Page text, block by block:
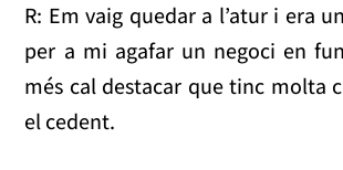
R: Em vaig quedar a l’atur i era
per a mi agafar un negoci en
més cal destacar que tinc molta
el cedent.